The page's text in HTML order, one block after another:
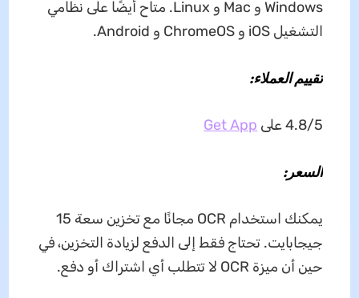
Windows و Mac و Linux. متاح أيضًا على نظامي
التشغيل iOS و ChromeOS و Android.
تقييم العملاء:
4.8/5 على Get App
السعر:
يمكنك استخدام OCR مجانًا مع تخزين سعة 15
جيجابايت. تحتاج فقط إلى الدفع لزيادة التخزين، في
حين أن ميزة OCR لا تتطلب أي اشتراك أو دفع.